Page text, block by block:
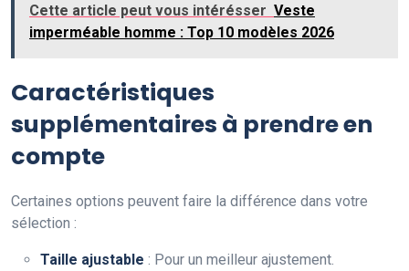
Cette article peut vous intérésser Veste
imperméable homme : Top 10 modèles 2026
Caractéristiques
supplémentaires à prendre en
compte
Certaines options peuvent faire la différence dans votre
sélection :
Taille ajustable : Pour un meilleur ajustement.